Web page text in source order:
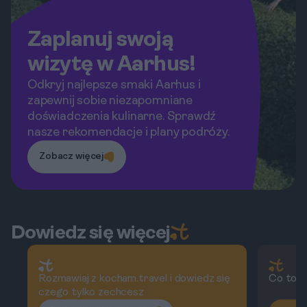
Zaplanuj swoją
wizytę w Aarhus!
Odkryj najlepsze smaki Aarhus i
zapewnij sobie niezapomniane
doświadczenia kulinarne. Sprawdź
nasze rekomendacje i plany podróży.
Zobacz więcej
Dowiedz się więcej
Rozmawiaj z kocham.travel i dowiedz się
czego tylko zechcesz
Co to